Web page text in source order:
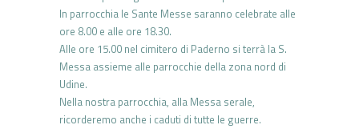
In parrocchia le Sante Messe saranno celebrate alle
ore 8.00 e alle ore 18.30.
Alle ore 15.00 nel cimitero di Paderno si terrà la S.
Messa assieme alle parrocchie della zona nord di
Udine.
Nella nostra parrocchia, alla Messa serale,
ricorderemo anche i caduti di tutte le guerre.